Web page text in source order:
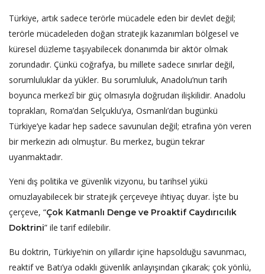
Türkiye, artık sadece terörle mücadele eden bir devlet değil;
terörle mücadeleden doğan stratejik kazanımları bölgesel ve
küresel düzleme taşıyabilecek donanımda bir aktör olmak
zorundadır. Çünkü coğrafya, bu millete sadece sınırlar değil,
sorumluluklar da yükler. Bu sorumluluk, Anadolu’nun tarih
boyunca merkezî bir güç olmasıyla doğrudan ilişkilidir. Anadolu
toprakları, Roma’dan Selçuklu’ya, Osmanlı’dan bugünkü
Türkiye’ye kadar hep sadece savunulan değil; etrafına yön veren
bir merkezin adı olmuştur. Bu merkez, bugün tekrar
uyanmaktadır.
Yeni dış politika ve güvenlik vizyonu, bu tarihsel yükü
omuzlayabilecek bir stratejik çerçeveye ihtiyaç duyar. İşte bu
çerçeve, “Çok Katmanlı Denge ve Proaktif Caydırıcılık
Doktrini” ile tarif edilebilir.
Bu doktrin, Türkiye’nin on yıllardır içine hapsolduğu savunmacı,
reaktif ve Batı’ya odaklı güvenlik anlayışından çıkarak; çok yönlü,